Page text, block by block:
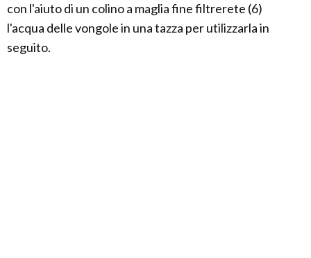
con l'aiuto di un colino a maglia fine filtrerete (6)
l'acqua delle vongole in una tazza per utilizzarla in
seguito.